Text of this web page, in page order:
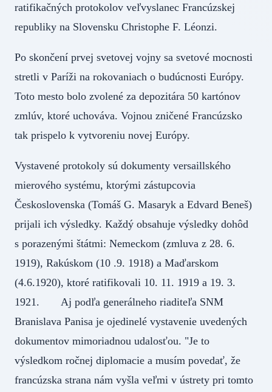
ratifikačných protokolov veľvyslanec Francúzskej
republiky na Slovensku Christophe F. Léonzi.
Po skončení prvej svetovej vojny sa svetové mocnosti
stretli v Paríži na rokovaniach o budúcnosti Európy.
Toto mesto bolo zvolené za depozitára 50 kartónov
zmlúv, ktoré uchováva. Vojnou zničené Francúzsko
tak prispelo k vytvoreniu novej Európy.
Vystavené protokoly sú dokumenty versaillského
mierového systému, ktorými zástupcovia
Československa (Tomáš G. Masaryk a Edvard Beneš)
prijali ich výsledky. Každý obsahuje výsledky dohôd
s porazenými štátmi: Nemeckom (zmluva z 28. 6.
1919), Rakúskom (10 .9. 1918) a Maďarskom
(4.6.1920), ktoré ratifikovali 10. 11. 1919 a 19. 3.
1921. Aj podľa generálneho riaditeľa SNM
Branislava Panisa je ojedinelé vystavenie uvedených
dokumentov mimoriadnou udalosťou. "Je to
výsledkom ročnej diplomacie a musím povedať, že
francúzska strana nám vyšla veľmi v ústrety pri tomto